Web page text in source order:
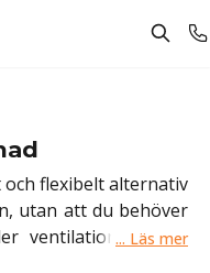
flexibelt alternativ
utan att du behöver
ventilationssystem.